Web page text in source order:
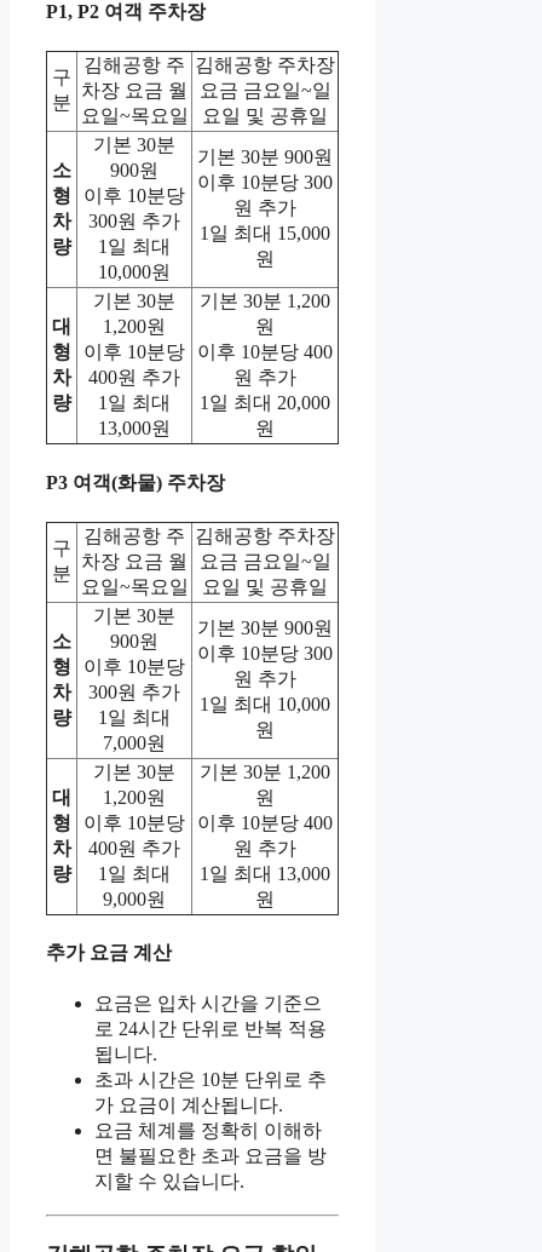
P1, P2 여객 주차장
구
분
김해공항 주
차장 요금 월
요일~목요일
김해공항 주차장
요금 금요일~일
요일 및 공휴일
소
형
차
량
기본 30분
900원
이후 10분당
300원 추가
1일 최대
10,000원
기본 30분 900원
이후 10분당 300
원 추가
1일 최대 15,000
원
대
형
차
량
기본 30분
1,200원
이후 10분당
400원 추가
1일 최대
13,000원
기본 30분 1,200
원
이후 10분당 400
원 추가
1일 최대 20,000
원
P3 여객(화물) 주차장
구
분
김해공항 주
차장 요금 월
요일~목요일
김해공항 주차장
요금 금요일~일
요일 및 공휴일
소
형
차
량
기본 30분
900원
이후 10분당
300원 추가
1일 최대
7,000원
기본 30분 900원
이후 10분당 300
원 추가
1일 최대 10,000
원
대
형
차
량
기본 30분
1,200원
이후 10분당
400원 추가
1일 최대
9,000원
기본 30분 1,200
원
이후 10분당 400
원 추가
1일 최대 13,000
원
추가 요금 계산
요금은 입차 시간을 기준으
로 24시간 단위로 반복 적용
됩니다.
초과 시간은 10분 단위로 추
가 요금이 계산됩니다.
요금 체계를 정확히 이해하
면 불필요한 초과 요금을 방
지할 수 있습니다.